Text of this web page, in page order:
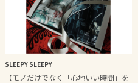
SLEEPY SLEEPY
【モノだけでなく「心地いい時間」を